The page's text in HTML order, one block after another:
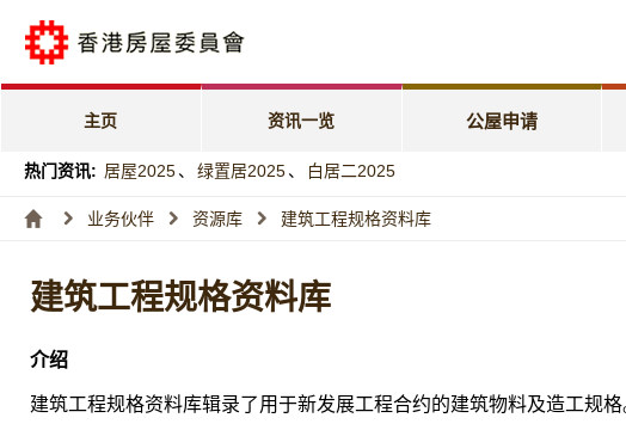
主页 资讯一览 公屋申请
「天伦乐」优先配屋计划
热门资讯: 居屋2025、 绿置居2025、 白居二2025
业务伙伴 资源库 建筑工程规格资料库
建筑工程规格资料库
介绍
建筑工程规格资料库辑录了用于新发展工程合约的建筑物料及造工规